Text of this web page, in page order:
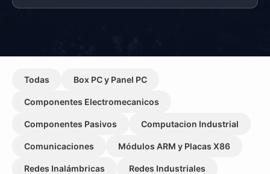
Todas Box PC y Panel PC
Componentes Electromecanicos
Componentes Pasivos Computacion Industrial
Comunicaciones Módulos ARM y Placas X86
Redes Inalámbricas Redes Industriales